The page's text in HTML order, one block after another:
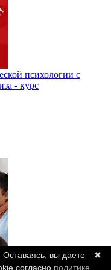
психологии с
- курс
✖
вы даете
согласно политике